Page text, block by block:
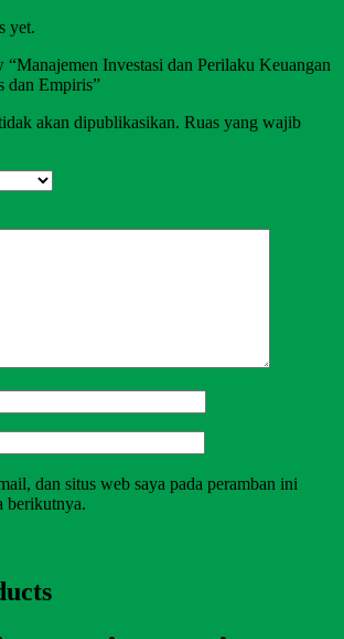
yet.
Investasi dan Perilaku Keuangan
dan Empiris”
akan dipublikasikan. Ruas yang wajib
dan situs web saya pada peramban ini
berikutnya.